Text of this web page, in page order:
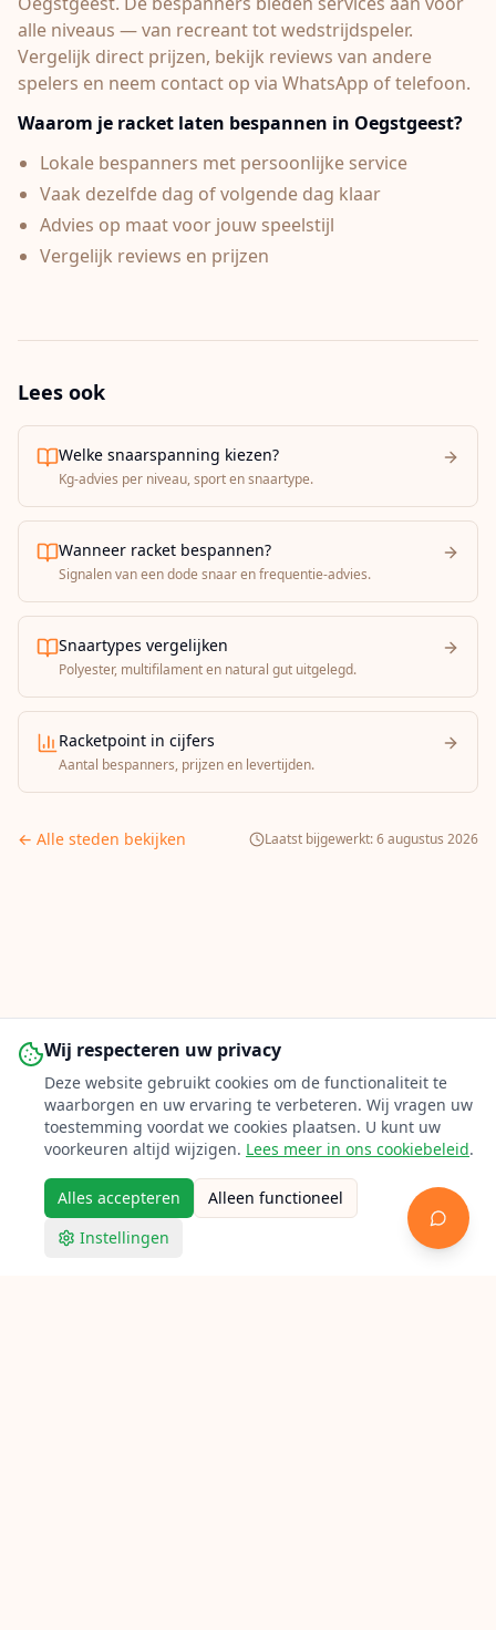
alle niveaus — van recreant tot wedstrijdspeler.
Vergelijk direct prijzen, bekijk reviews van andere
spelers en neem contact op via WhatsApp of telefoon.
Waarom je racket laten bespannen in Oegstgeest?
Lokale bespanners met persoonlijke service
Vaak dezelfde dag of volgende dag klaar
Advies op maat voor jouw speelstijl
Vergelijk reviews en prijzen
Lees ook
Welke snaarspanning kiezen?
Kg-advies per niveau, sport en snaartype.
Wanneer racket bespannen?
Signalen van een dode snaar en frequentie-advies.
Snaartypes vergelijken
Polyester, multifilament en natural gut uitgelegd.
Racketpoint in cijfers
Aantal bespanners, prijzen en levertijden.
← Alle steden bekijken Laatst bijgewerkt:6 augustus 2026
Wij respecteren uw privacy
Deze website gebruikt cookies om de functionaliteit te
waarborgen en uw ervaring te verbeteren. Wij vragen uw
toestemming voordat we cookies plaatsen. U kunt uw
voorkeuren altijd wijzigen. Lees meer in ons cookiebeleid.
Alles accepteren
Alleen functioneel
Instellingen